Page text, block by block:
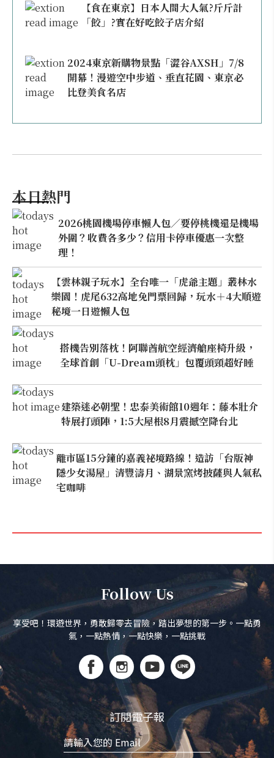
【食在東京】日本人間大人氣?斤斤計
「餃」?實在好吃餃子店介紹
2024東京新購物景點「澀谷AXSH」7/8
開幕！漫遊空中步道、垂直花園、東京必
比登美食名店
本日熱門
2026桃園機場停車懶人包／要停桃機還是機場
外圍？收費各多少？信用卡停車優惠一次整
理！
【雲林親子玩水】全台唯一「虎爺主題」叢林水
樂園！虎尾632高地免門票回歸，玩水＋4大順遊
秘境一日遊懶人包
搭機告別落枕！阿聯酋航空經濟艙座椅升級，
全球首創「U-Dream頭枕」包覆頭頸超好睡
建築迷必朝聖！忠泰美術館10週年：藤本壯介
特展打頭陣，1:5大屋根8月震撼空降台北
離市區15分鐘的嘉義祕境路線！造訪「台版神
隱少女湯屋」清豐濤月、湖景窯烤披薩與人氣私
宅咖啡
Follow Us
享受吧！環遊世界，勇敢歸零去冒險，踏出夢想的第一步。一點勇
氣，一點熱情，一點快樂，一點挑戰
訂閱電子報